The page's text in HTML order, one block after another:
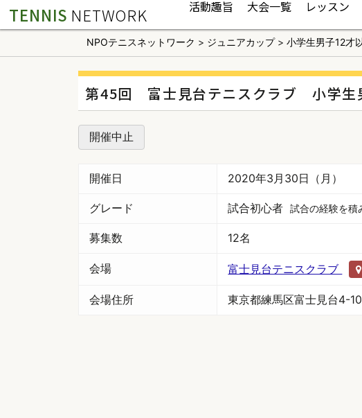
TENNIS NETWORK 活動趣旨 大会一覧 レッスン
NPOテニスネットワーク > ジュニアカップ> 小学生男子12才
第45回 富士見台テニスクラブ 小学生
開催中止
開催日 2020年3月30日（月）
グレード 試合初心者 試合の経験を積
募集数 12名
会場 富士見台テニスクラブ
会場住所 東京都練馬区富士見台4-